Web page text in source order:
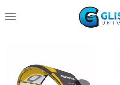
au